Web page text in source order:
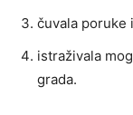
čuvala poruke
istraživala
grada.